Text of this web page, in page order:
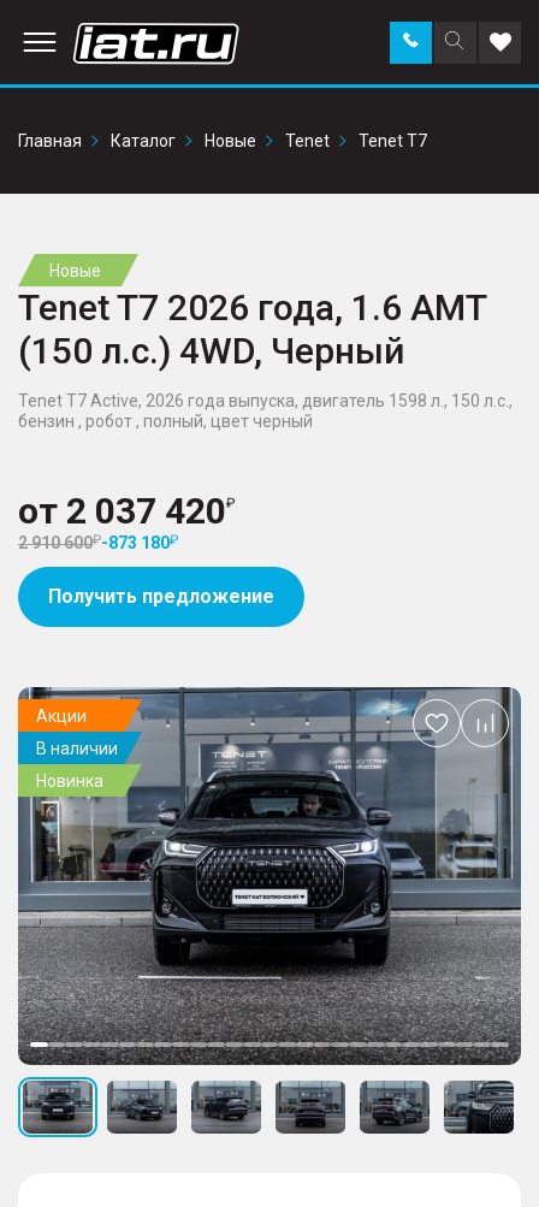
Поиск
по
Заказать
звонок в
Главная
Каталог Новые Tenet Tenet T7
Новые
Tenet T7 2026 года, 1.6 AMT
(150 л.с.) 4WD, Черный
Tenet T7 Active, 2026 года выпуска, двигатель 1598 л., 150 л.с.,
бензин , робот , полный, цвет черный
от 2 037 420
2 910 600 -873 180
Получить предложение
Акции
В наличии
Новинка
Добавить
в
избранное